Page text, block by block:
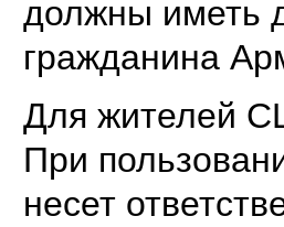
должны иметь
гражданина
Для жителей
При
несет